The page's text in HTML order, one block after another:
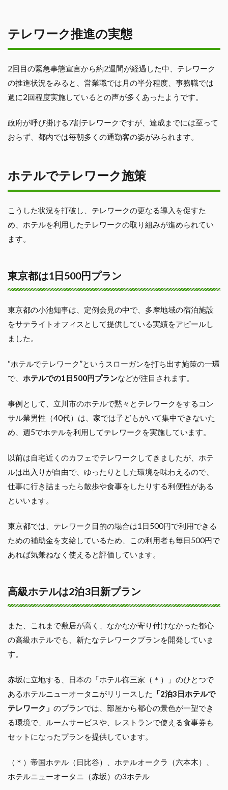
テレワーク推進の実態
2回目の緊急事態宣言から約2週間が経過した中、テレワーク
の推進状況をみると、営業職では月の半分程度、事務職では
週に2回程度実施しているとの声が多くあったようです。
政府が呼び掛ける7割テレワークですが、達成までには至って
おらず、都内では毎朝多くの通勤客の姿がみられます。
ホテルでテレワーク施策
こうした状況を打破し、テレワークの更なる導入を促すた
め、ホテルを利用したテレワークの取り組みが進められてい
ます。
東京都は1日500円プラン
東京都の小池知事は、定例会見の中で、多摩地域の宿泊施設
をサテライトオフィスとして提供している実績をアピールし
ました。
“ホテルでテレワーク”というスローガンを打ち出す施策の一環
で、 ホテルでの1日500円プランなどが注目されます。
事例として、立川市のホテルで黙々とテレワークをするコン
サル業男性（40代）は、家では子どもがいて集中できないた
め、週5でホテルを利用してテレワークを実施しています。
以前は自宅近くのカフェでテレワークしてきましたが、ホテ
ルは出入りが自由で、ゆったりとした環境を味わえるので、
仕事に行き詰まったら散歩や食事をしたりする利便性がある
といいます。
東京都では、テレワーク目的の場合は1日500円で利用できる
ための補助金を支給しているため、この利用者も毎日500円で
あれば気兼ねなく使えると評価しています。
高級ホテルは2泊3日新プラン
また、これまで敷居が高く、なかなか寄り付けなかった都心
の高級ホテルでも、新たなテレワークプランを開発していま
す。
赤坂に立地する、日本の「ホテル御三家（＊）」のひとつで
あるホテルニューオータニがリリースした
「2泊3日ホテルで
テレワーク」 のプランでは、部屋から都心の景色が一望でき
る環境で、ルームサービスや、レストランで使える食事券も
セットになったプランを提供しています。
（＊）帝国ホテル（日比谷）、ホテルオークラ（六本木）、
ホテルニューオータニ（赤坂）の3ホテル